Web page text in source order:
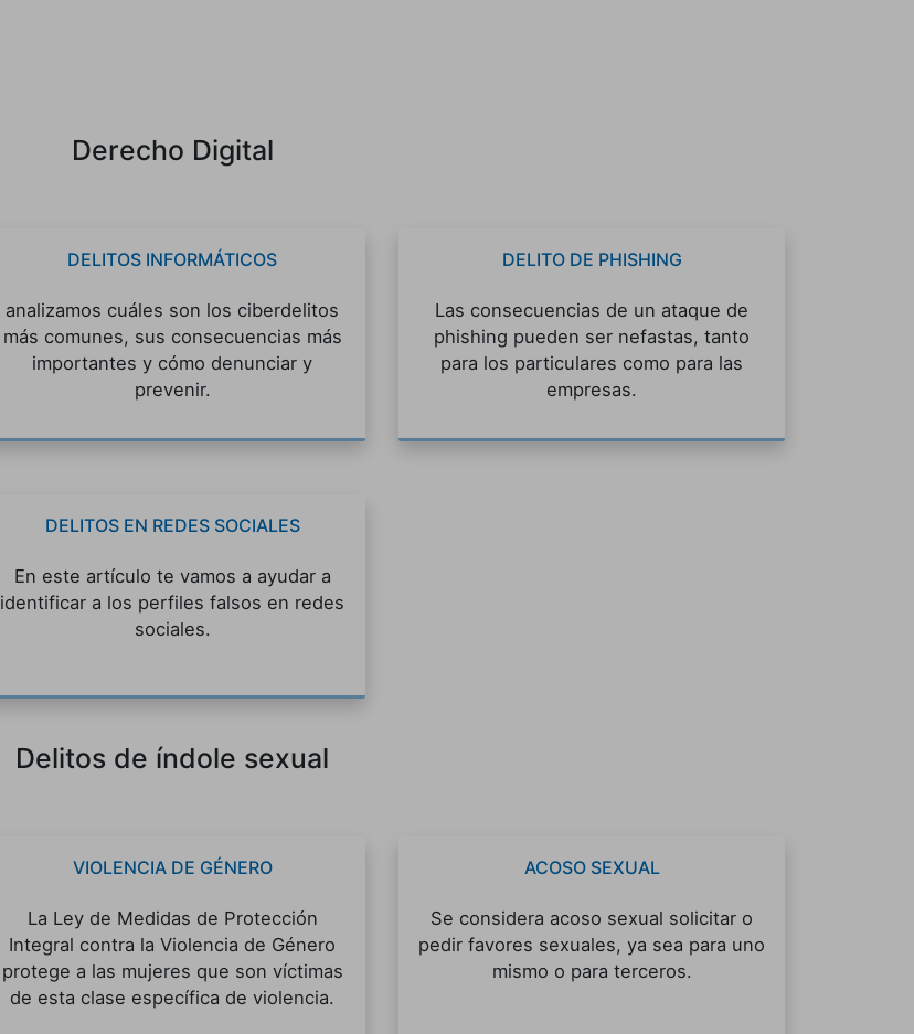
Derecho Digital
DELITOS INFORMÁTICOS
analizamos cuáles son los ciberdelitos
más comunes, sus consecuencias más
importantes y cómo denunciar y
prevenir.
DELITO DE PHISHING
Las consecuencias de un ataque de
phishing pueden ser nefastas, tanto
para los particulares como para las
empresas.
DELITOS EN REDES SOCIALES
En este artículo te vamos a ayudar a
identificar a los perfiles falsos en redes
sociales.
Delitos de índole sexual
VIOLENCIA DE GÉNERO
La Ley de Medidas de Protección
Integral contra la Violencia de Género
protege a las mujeres que son víctimas
de esta clase específica de violencia.
ACOSO SEXUAL
Se considera acoso sexual solicitar o
pedir favores sexuales, ya sea para uno
mismo o para terceros.